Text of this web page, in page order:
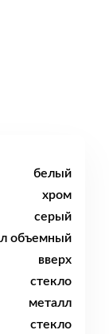
белый
хром
серый
объемный
вверх
стекло
металл
стекло